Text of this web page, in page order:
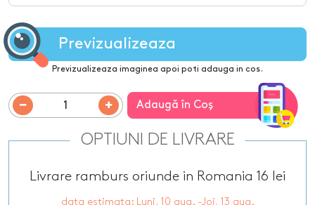
Previzualizeaza
Previzualizeaza imaginea apoi poti adauga in cos.
Adaugă în Coş
OPTIUNI DE LIVRARE
Livrare ramburs oriunde in Romania 16 lei
data estimata: Luni, 10 aug. -Joi, 13 aug.